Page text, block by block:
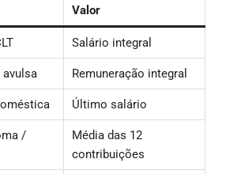
Valor
Salário integral
avulsa Remuneração integral
Último salário
/
Média das 12
contribuições